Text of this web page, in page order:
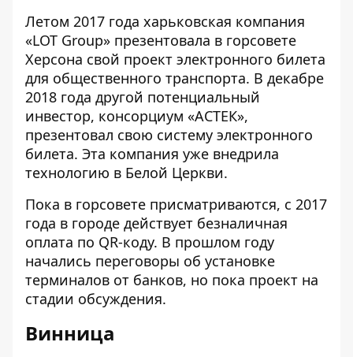
Летом 2017 года харьковская компания
«LOT Group» презентовала в горсовете
Херсона свой проект электронного билета
для общественного транспорта. В декабре
2018 года другой потенциальный
инвестор, консорциум «АСТЕК»,
презентовал свою систему электронного
билета. Эта компания уже внедрила
технологию в Белой Церкви.
Пока в горсовете присматриваются, с 2017
года в городе действует безналичная
оплата по QR-коду. В прошлом году
начались переговоры об установке
терминалов от банков, но пока проект на
стадии обсуждения.
Винница